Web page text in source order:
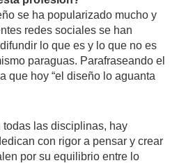
se ha popularizado mucho y
redes sociales se han
lo que es y lo que no es
paraguas. Parafraseando el
que hoy “el diseño lo aguanta
todas las disciplinas, hay
con rigor a pensar y crear
por su equilibrio entre lo